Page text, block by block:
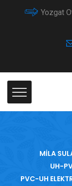
Yozgat
MILA
UH-
PVC-UH